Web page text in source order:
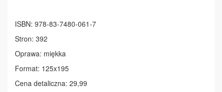
ISBN: 978-83-7480-061-7
Stron: 392
Oprawa: miękka
Format: 125x195
Cena detaliczna: 29,99